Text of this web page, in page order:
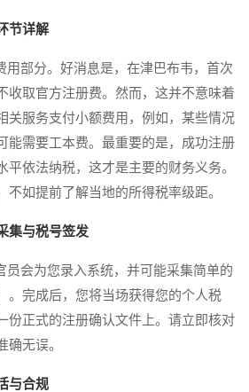
节详解
部分。好消息是，在津巴布韦，首次
收取官方注册费。然而，这并不意味着
关服务支付小额费用，例如，某些情况
能需要工本费。最重要的是，成功注册
平依法纳税，这才是主要的财务义务。
不如提前了解当地的所得税率级距。
集与税号签发
会为您录入系统，并可能采集简单的
。完成后，您将当场获得您的个人税
份正式的注册确认文件上。请立即核对
确无误。
与合规